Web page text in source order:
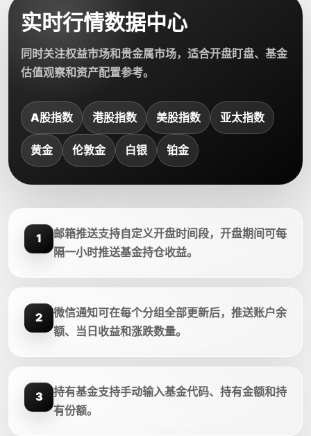
实时行情数据中心
同时关注权益市场和贵金属市场，适合开盘盯盘、基金
估值观察和资产配置参考。
A股指数 港股指数 美股指数 亚太指数
黄金 伦敦金 白银 铂金
1
邮箱推送支持自定义开盘时间段，开盘期间可每
隔一小时推送基金持仓收益。
2
微信通知可在每个分组全部更新后，推送账户余
额、当日收益和涨跌数量。
3
持有基金支持手动输入基金代码、持有金额和持
有份额。